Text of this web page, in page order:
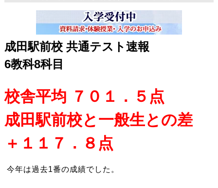
成田駅前校 共通テスト速報
6教科8科目
校舎平均 ７０１．５点
成田駅前校と一般生との差
＋１１７．８点
今年は過去1番の成績でした。